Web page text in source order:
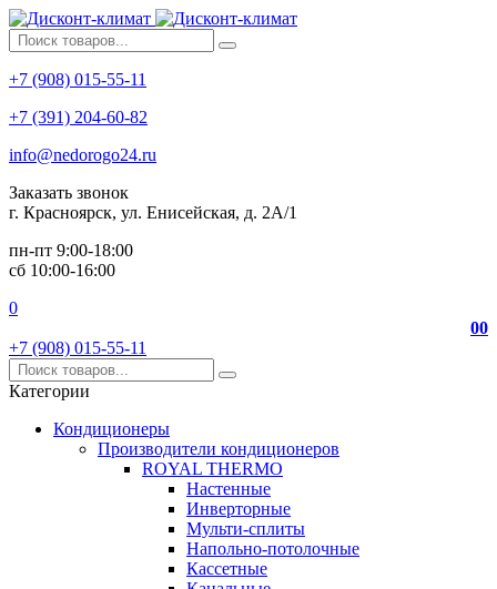
+7 (908) 015-55-11
+7 (391) 204-60-82
info@nedorogo24.ru
Заказать звонок
г. Красноярск, ул. Енисейская, д. 2А/1
пн-пт 9:00-18:00
сб 10:00-16:00
0
00
+7 (908) 015-55-11
Категории
Кондиционеры
Производители кондиционеров
ROYAL THERMO
Настенные
Инверторные
Мульти-сплиты
Напольно-потолочные
Кассетные